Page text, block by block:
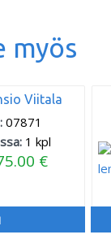
myös
Viitala
07871
1 kpl
€